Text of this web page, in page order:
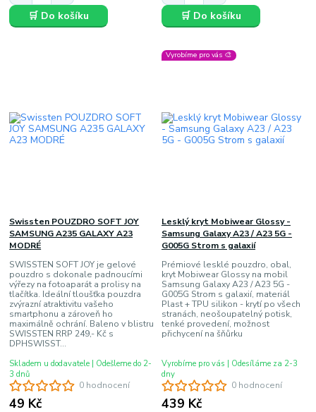
🛒 Do košíku 🛒 Do košíku
0 hodnocení
Swissten POUZDRO SOFT JOY
SAMSUNG A235 GALAXY A23
MODRÉ
SWISSTEN SOFT JOY je gelové
pouzdro s dokonale padnoucími
výřezy na fotoaparát a prolisy na
tlačítka. Ideální tloušťka pouzdra
zvýrazní atraktivitu vašeho
smartphonu a zároveň ho
maximálně ochrání. Baleno v blistru
SWISSTEN RRP 249,- Kč s
DPHSWISST...
49 Kč
Skladem u dodavatele | Odešleme do 2-
3 dnů
Vyrobíme pro vás 🎨
0 hodnocení
Lesklý kryt Mobiwear Glossy -
Samsung Galaxy A23 / A23 5G -
G005G Strom s galaxií
Prémiové lesklé pouzdro, obal,
kryt Mobiwear Glossy na mobil
Samsung Galaxy A23 / A23 5G -
G005G Strom s galaxií, materiál
Plast + TPU silikon - krytí po všech
stranách, neošoupatelný potisk,
tenké provedení, možnost
přichycení na šňůrku
439 Kč
Vyrobíme pro vás | Odesíláme za 2-3
dny